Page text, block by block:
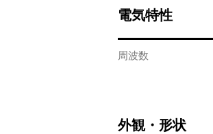
電気特性
周波数
外観・形状